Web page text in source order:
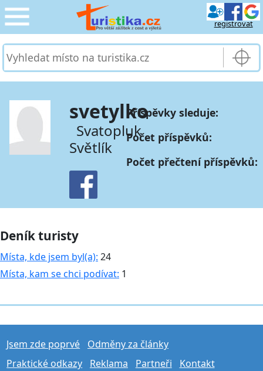
registrovat
CESTOVÁNÍ
SLUŽBY & DOPRAVA ›
PRO TURISTY ›
MOJE TURISTIKA ›
svetylko
Svatopluk
Světlík
Příspěvky sleduje:
Počet příspěvků:
Počet přečtení příspěvků:
Deník turisty
Místa, kde jsem byl(a): 24
Místa, kam se chci podívat: 1
Jsem zde poprvé
Odměny za články
Praktické odkazy
Reklama Partneři Kontakt